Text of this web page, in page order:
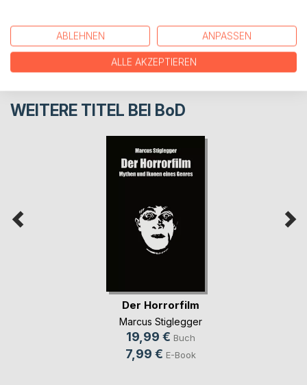
WEITERE TITEL BEI BoD
Der Horrorfilm
Marcus Stiglegger
19,99 € Buch
7,99 € E-Book
ABLEHNEN ANPASSEN
ALLE AKZEPTIEREN